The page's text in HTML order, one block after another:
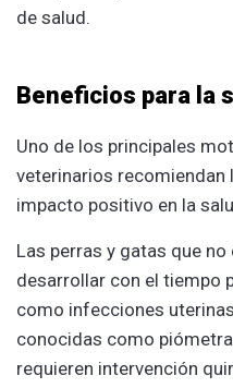
de salud.
Beneficios para la
Uno de los principales
veterinarios recomiendan
impacto positivo en la
Las perras y gatas que
desarrollar con el tiempo
como infecciones
conocidas como
requieren intervención